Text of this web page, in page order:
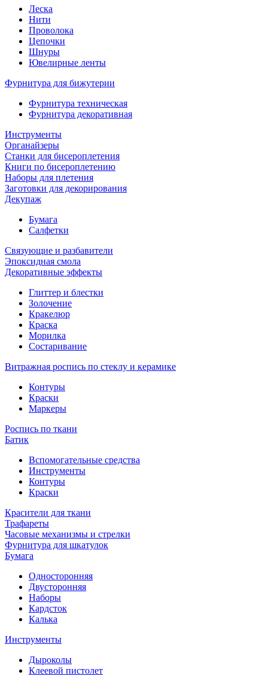
Леска
Нити
Проволока
Цепочки
Шнуры
Ювелирные ленты
Фурнитура для бижутерии
Фурнитура техническая
Фурнитура декоративная
Инструменты
Органайзеры
Станки для бисероплетения
Книги по бисероплетению
Наборы для плетения
Заготовки для декорирования
Декупаж
Бумага
Салфетки
Связующие и разбавители
Эпоксидная смола
Декоративные эффекты
Глиттер и блестки
Золочение
Кракелюр
Краска
Морилка
Состаривание
Витражная роспись по стеклу и керамике
Контуры
Краски
Маркеры
Роспись по ткани
Батик
Вспомогательные средства
Инструменты
Контуры
Краски
Красители для ткани
Трафареты
Часовые механизмы и стрелки
Фурнитура для шкатулок
Бумага
Односторонняя
Двусторонняя
Наборы
Кардсток
Калька
Инструменты
Дыроколы
Клеевой пистолет